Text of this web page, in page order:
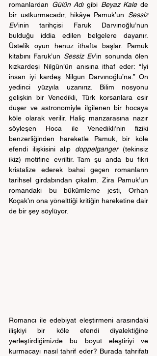
romanlardan Gülün Adı gibi Beyaz Kale de
bir üstkurmacadır; hikâye Pamuk’un Sessiz
Ev’inin tarihçisi Faruk Darvınoğlu’nun
bulduğu iddia edilen belgelere dayanır.
Üstelik oyun henüz ithafta başlar. Pamuk
kitabını Faruk’un Sessiz Ev’in sonunda ölen
kızkardeşi Nilgün’ün anısına ithaf eder: “İyi
insan iyi kardeş Nilgün Darvınoğlu’na.” On
yedinci yüzyıla uzanırız. Bilim nosyonu
gelişkin bir Venedikli, Türk korsanlara esir
düşer ve astronomiyle ilgilenen bir hocaya
köle olarak verilir. Haliç manzarasına nazır
söyleşen Hoca ile Venedikli’nin fiziki
benzerliğinden hareketle Pamuk, bir köle
efendi ilişkisini alıp doppelganger (tekinsiz
ikiz) motifine evriltir. Tam şu anda bu fikri
kristalize ederek bahsi geçen romanların
tarihsel girdabından çıkalım. Zira Pamuk’un
romandaki bu bükümleme jesti, Orhan
Koçak’ın ona yönelttiği kritiğin hareketine dair
de bir şey söylüyor.
Romancı ile edebiyat eleştirmeni arasındaki
ilişkiyi bir köle efendi diyalektiğine
yerleştirdiğimizde bu boyut eleştiriyi ve
kurmacayı nasıl tahrif eder? Burada tahrifatı